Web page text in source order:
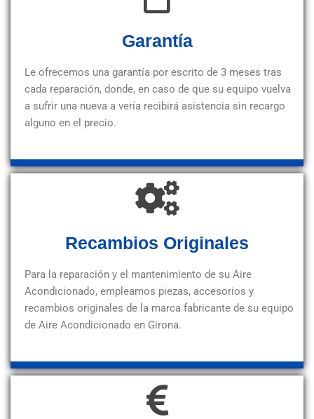
Garantía
Le ofrecemos una garantía por escrito de 3 meses tras
cada reparación, donde, en caso de que su equipo vuelva
a sufrir una nueva a vería recibirá asistencia sin recargo
alguno en el precio.
Recambios Originales
Para la reparación y el mantenimiento de su Aire
Acondicionado, empleamos piezas, accesorios y
recambios originales de la marca fabricante de su equipo
de Aire Acondicionado en Girona.